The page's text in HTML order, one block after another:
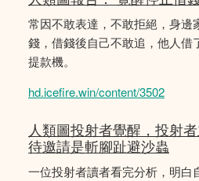
常因不敢表達，不敢拒絕，身邊
錢，借錢後自己不敢追，他人借
提款機。
hd.icefire.win/content/3502
人類圖投射者覺醒，投射
待邀請是斬腳趾避沙蟲
一位投射者讀者看完分析，明白